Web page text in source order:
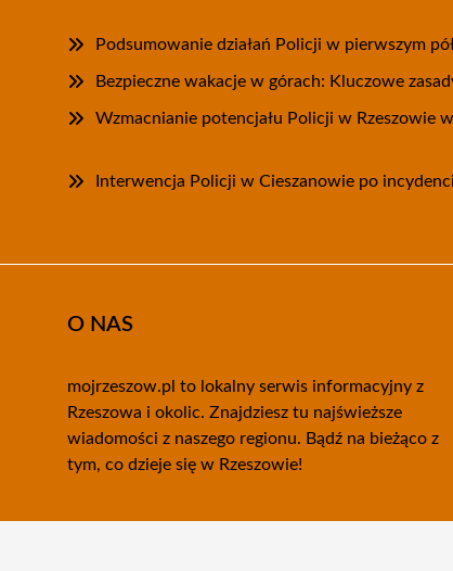
Podsumowanie działań Policji w pierwszym
Bezpieczne wakacje w górach: Kluczowe
Wzmacnianie potencjału Policji w Rzeszowie
Interwencja Policji w Cieszanowie po
O NAS
mojrzeszow.pl to lokalny serwis informacyjny z
Rzeszowa i okolic. Znajdziesz tu najświeższe
wiadomości z naszego regionu. Bądź na bieżąco z
tym, co dzieje się w Rzeszowie!